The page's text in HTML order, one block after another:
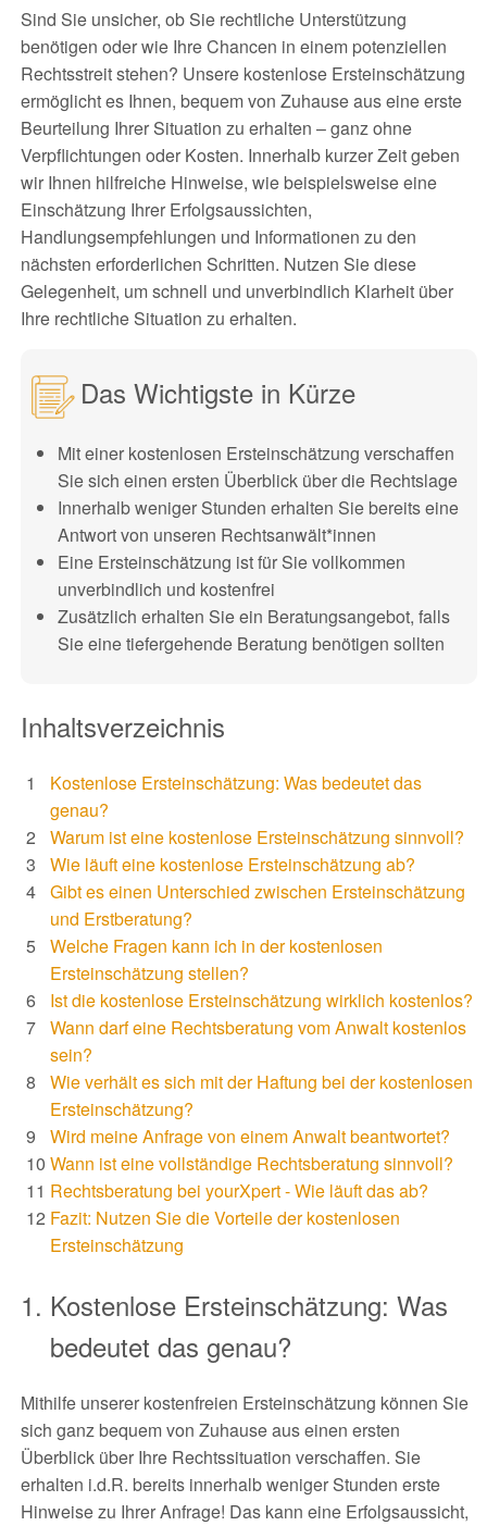
Sind Sie unsicher, ob Sie rechtliche Unterstützung
benötigen oder wie Ihre Chancen in einem potenziellen
Rechtsstreit stehen? Unsere kostenlose Ersteinschätzung
ermöglicht es Ihnen, bequem von Zuhause aus eine erste
Beurteilung Ihrer Situation zu erhalten – ganz ohne
Verpflichtungen oder Kosten. Innerhalb kurzer Zeit geben
wir Ihnen hilfreiche Hinweise, wie beispielsweise eine
Einschätzung Ihrer Erfolgsaussichten,
Handlungsempfehlungen und Informationen zu den
nächsten erforderlichen Schritten. Nutzen Sie diese
Gelegenheit, um schnell und unverbindlich Klarheit über
Ihre rechtliche Situation zu erhalten.
Das Wichtigste in Kürze
Mit einer kostenlosen Ersteinschätzung verschaffen
Sie sich einen ersten Überblick über die Rechtslage
Innerhalb weniger Stunden erhalten Sie bereits eine
Antwort von unseren Rechtsanwält*innen
Eine Ersteinschätzung ist für Sie vollkommen
unverbindlich und kostenfrei
Zusätzlich erhalten Sie ein Beratungsangebot, falls
Sie eine tiefergehende Beratung benötigen sollten
Inhaltsverzeichnis
Kostenlose Ersteinschätzung: Was bedeutet das
genau?
Warum ist eine kostenlose Ersteinschätzung sinnvoll?
Wie läuft eine kostenlose Ersteinschätzung ab?
Gibt es einen Unterschied zwischen Ersteinschätzung
und Erstberatung?
Welche Fragen kann ich in der kostenlosen
Ersteinschätzung stellen?
Ist die kostenlose Ersteinschätzung wirklich kostenlos?
Wann darf eine Rechtsberatung vom Anwalt kostenlos
sein?
Wie verhält es sich mit der Haftung bei der kostenlosen
Ersteinschätzung?
Wird meine Anfrage von einem Anwalt beantwortet?
Wann ist eine vollständige Rechtsberatung sinnvoll?
Rechtsberatung bei yourXpert - Wie läuft das ab?
Fazit: Nutzen Sie die Vorteile der kostenlosen
Ersteinschätzung
Kostenlose Ersteinschätzung: Was
bedeutet das genau?
Mithilfe unserer kostenfreien Ersteinschätzung können Sie
sich ganz bequem von Zuhause aus einen ersten
Überblick über Ihre Rechtssituation verschaffen. Sie
erhalten i.d.R. bereits innerhalb weniger Stunden erste
Hinweise zu Ihrer Anfrage! Das kann eine Erfolgsaussicht,